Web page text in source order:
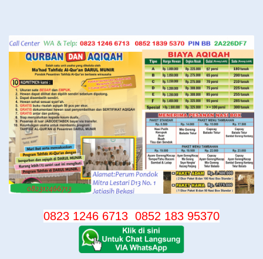
konten
0823 1246 6713 0852 183 95370